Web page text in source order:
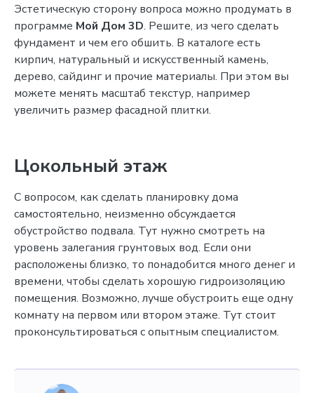
Эстетическую сторону вопроса можно продумать в
программе Мой Дом 3D. Решите, из чего сделать
фундамент и чем его обшить. В каталоге есть
кирпич, натуральный и искусственный камень,
дерево, сайдинг и прочие материалы. При этом вы
можете менять масштаб текстур, например
увеличить размер фасадной плитки.
Цокольный этаж
С вопросом, как сделать планировку дома
самостоятельно, неизменно обсуждается
обустройство подвала. Тут нужно смотреть на
уровень залегания грунтовых вод. Если они
расположены близко, то понадобится много денег и
времени, чтобы сделать хорошую гидроизоляцию
помещения. Возможно, лучше обустроить еще одну
комнату на первом или втором этаже. Тут стоит
проконсультироваться с опытным специалистом.